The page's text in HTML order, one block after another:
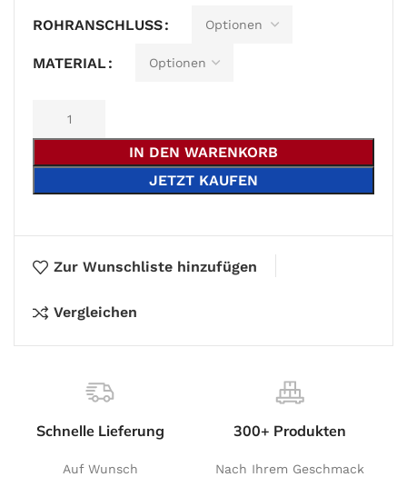
ROHRANSCHLUSS
MATERIAL
IN DEN WARENKORB
JETZT KAUFEN
Alternative:
Zur Wunschliste hinzufügen
Vergleichen
Schnelle Lieferung
Auf Wunsch
300+ Produkten
Nach Ihrem Geschmack